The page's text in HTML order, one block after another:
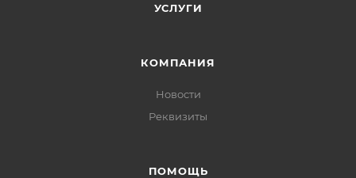
УСЛУГИ
КОМПАНИЯ
Новости
Реквизиты
ПОМОЩЬ